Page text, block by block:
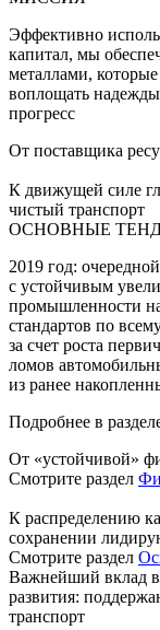
Эффективно
капитал, мы
металлами,
воплощать
прогресс
От поставщика
К движущей силе
чистый транспорт
ОСНОВНЫЕ
2019 год:
с устойчивым
промышленности
стандартов по
за счет роста
ломов
из ранее
Подробнее в
От «устойчивой»
Смотрите раздел
К распределению
сохранении
Смотрите раздел
Важнейший вклад в
развития:
транспорт